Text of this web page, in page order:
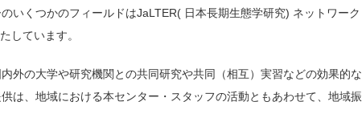
いくつかのフィールドはJaLTER( 日本長期生態学研究) ネットワーク
しています。
外の大学や研究機関との共同研究や共同（相互）実習などの効果的な
は、地域における本センター・スタッフの活動ともあわせて、地域振